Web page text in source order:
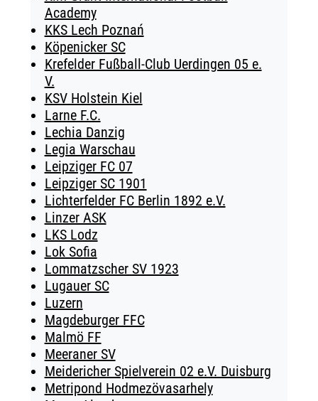
Academy
KKS Lech Poznań
Köpenicker SC
Krefelder Fußball-Club Uerdingen 05 e.
V.
KSV Holstein Kiel
Larne F.C.
Lechia Danzig
Legia Warschau
Leipziger FC 07
Leipziger SC 1901
Lichterfelder FC Berlin 1892 e.V.
Linzer ASK
LKS Lodz
Lok Sofia
Lommatzscher SV 1923
Lugauer SC
Luzern
Magdeburger FFC
Malmö FF
Meeraner SV
Meidericher Spielverein 02 e.V. Duisburg
Metripond Hodmezövasarhely